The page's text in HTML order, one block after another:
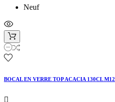
Neuf
BOCAL EN VERRE TOP ACACIA 130CL M12
